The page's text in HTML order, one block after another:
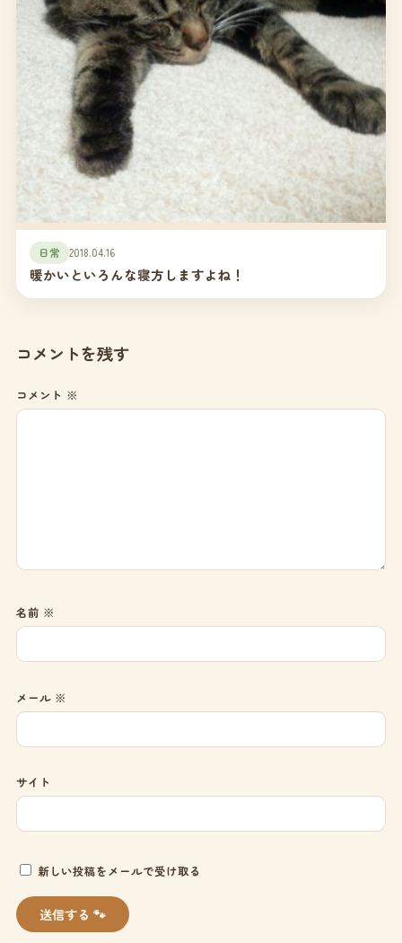
日常 2018.04.16
暖かいといろんな寝方しますよね！
コメントを残す
コメント ※
名前 ※
メール ※
サイト
新しい投稿をメールで受け取る